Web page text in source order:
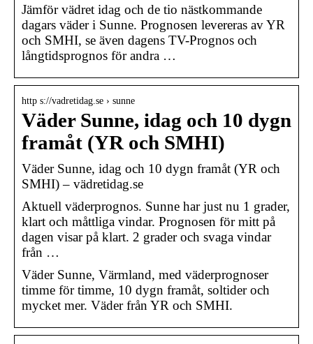
Jämför vädret idag och de tio nästkommande
dagars väder i Sunne. Prognosen levereras av YR
och SMHI, se även dagens TV-Prognos och
långtidsprognos för andra …
http s://vadretidag.se › sunne
Väder Sunne, idag och 10 dygn
framåt (YR och SMHI)
Väder Sunne, idag och 10 dygn framåt (YR och
SMHI) – vädretidag.se
Aktuell väderprognos. Sunne har just nu 1 grader,
klart och måttliga vindar. Prognosen för mitt på
dagen visar på klart. 2 grader och svaga vindar
från …
Väder Sunne, Värmland, med väderprognoser
timme för timme, 10 dygn framåt, soltider och
mycket mer. Väder från YR och SMHI.